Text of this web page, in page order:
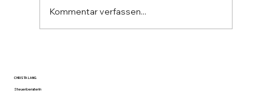
Kommentar verfassen...
Steuerberaterin
CHRISTA LANG